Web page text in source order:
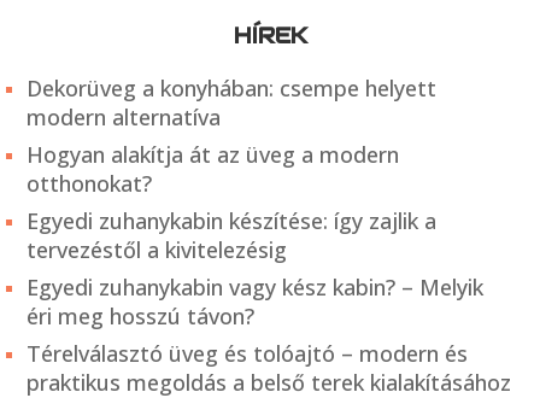
HÍREK
Dekorüveg a konyhában: csempe helyett
modern alternatíva
Hogyan alakítja át az üveg a modern
otthonokat?
Egyedi zuhanykabin készítése: így zajlik a
tervezéstől a kivitelezésig
Egyedi zuhanykabin vagy kész kabin? – Melyik
éri meg hosszú távon?
Térelválasztó üveg és tolóajtó – modern és
praktikus megoldás a belső terek kialakításához